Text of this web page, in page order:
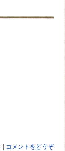
コメントをどうぞ